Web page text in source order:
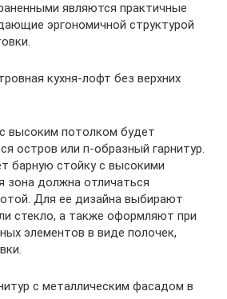
являются практичные
эргономичной структурой
кухня-лофт без верхних
высоким потолком будет
остров или п-образный гарнитур.
барную стойку с высокими
зона должна отличаться
Для ее дизайна выбирают
стекло, а также оформляют при
элементов в виде полочек,
с металлическим фасадом в